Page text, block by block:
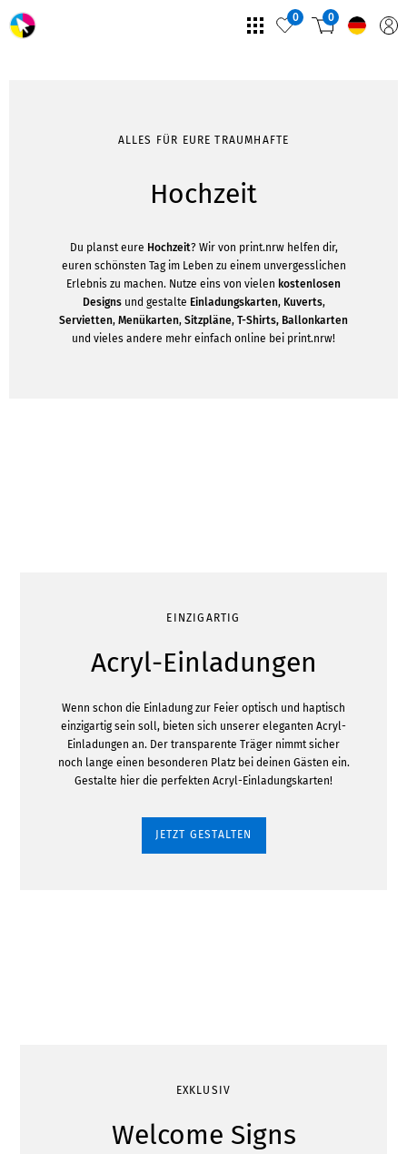
0 0
ALLES FÜR EURE TRAUMHAFTE
Hochzeit
Du planst eure Hochzeit? Wir von print.nrw helfen dir,
euren schönsten Tag im Leben zu einem unvergesslichen
Erlebnis zu machen. Nutze eins von vielen kostenlosen
Designsund gestalte Einladungskarten, Kuverts,
Servietten, Menükarten, Sitzpläne, T-Shirts, Ballonkarten
und vieles andere mehr einfach online bei print.nrw!
EINZIGARTIG
Acryl-Einladungen
Wenn schon die Einladung zur Feier optisch und haptisch
einzigartig sein soll, bieten sich unserer eleganten Acryl-
Einladungen an. Der transparente Träger nimmt sicher
noch lange einen besonderen Platz bei deinen Gästen ein.
Gestalte hier die perfekten Acryl-Einladungskarten!
JETZT GESTALTEN
EXKLUSIV
Welcome Signs